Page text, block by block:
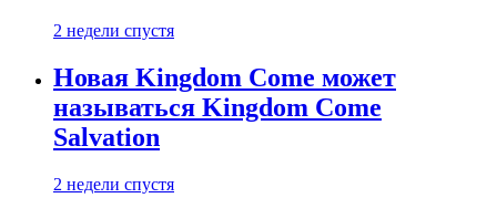
2 недели спустя
Новая Kingdom Come может
называться Kingdom Come
Salvation
2 недели спустя